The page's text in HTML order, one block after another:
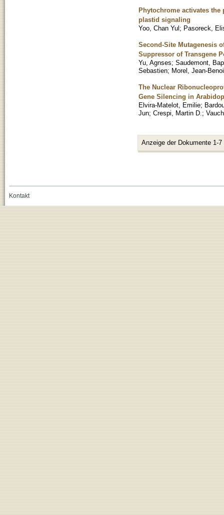
Phytochrome activates
plastid signaling
Yoo, Chan Yul; Pasoreck,
Second-Site Mutagenesis
Suppressor of Transgene
Yu, Agnses; Saudemont,
Sebastien; Morel, Jean-
The Nuclear
Gene Silencing in
Elvira-Matelot, Emilie;
Jun; Crespi, Martin D. ;
Anzeige der Dokumente 1-7
Kontakt